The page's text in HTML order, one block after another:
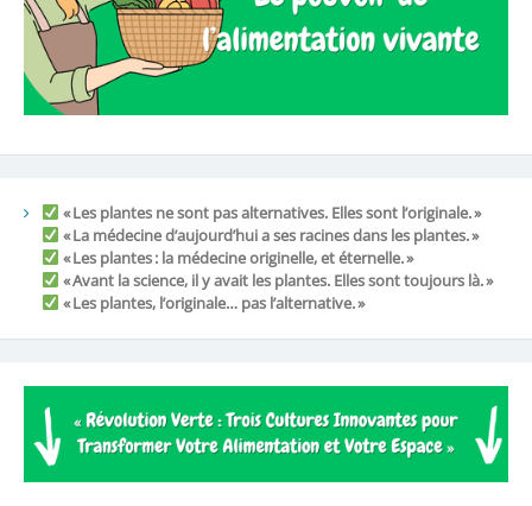
« Les plantes ne sont pas alternatives. Elles sont l’originale. »
« La médecine d’aujourd’hui a ses racines dans les plantes. »
« Les plantes : la médecine originelle, et éternelle. »
« Avant la science, il y avait les plantes. Elles sont toujours là. »
« Les plantes, l’originale… pas l’alternative. »